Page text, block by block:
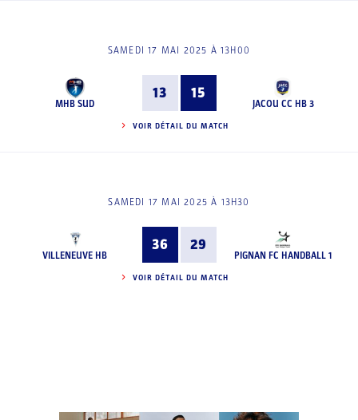
SAMEDI 17 MAI 2025 À 13H00
MHB SUD
13 15
JACOU CC HB 3
VOIR DÉTAIL DU MATCH
SAMEDI 17 MAI 2025 À 13H30
VILLENEUVE HB
36 29
PIGNAN FC HANDBALL 1
VOIR DÉTAIL DU MATCH